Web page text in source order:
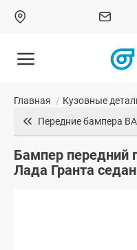
Главная / Кузовные
Передние бампера
Бампер передний
Лада Гранта